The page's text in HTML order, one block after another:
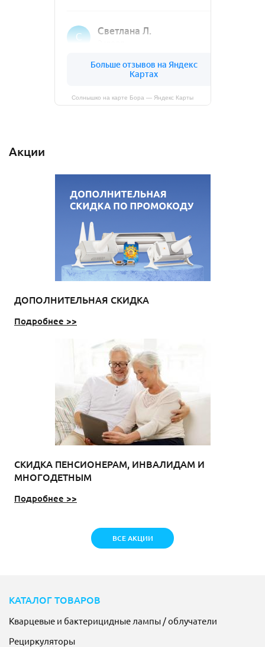
Солнышко на карте Бора — Яндекс Карты
Акции
ДОПОЛНИТЕЛЬНАЯ СКИДКА
Подробнее >>
СКИДКА ПЕНСИОНЕРАМ, ИНВАЛИДАМ И
МНОГОДЕТНЫМ
Подробнее >>
ВСЕ АКЦИИ
КАТАЛОГ ТОВАРОВ
Кварцевые и бактерицидные лампы / облучатели
Рециркуляторы